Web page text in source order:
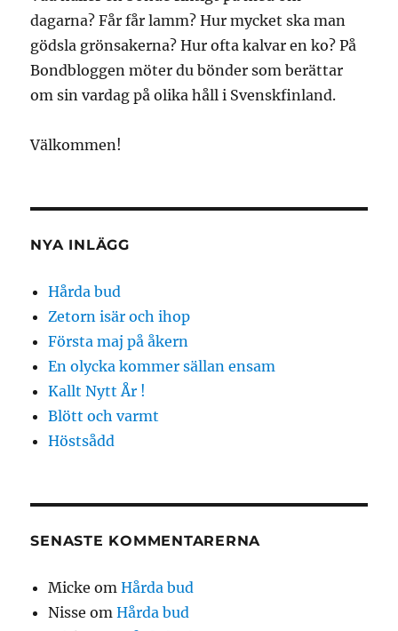
dagarna? Får får lamm? Hur mycket ska man
gödsla grönsakerna? Hur ofta kalvar en ko? På
Bondbloggen möter du bönder som berättar
om sin vardag på olika håll i Svenskfinland.
Välkommen!
NYA INLÄGG
Hårda bud
Zetorn isär och ihop
Första maj på åkern
En olycka kommer sällan ensam
Kallt Nytt År !
Blött och varmt
Höstsådd
SENASTE KOMMENTARERNA
Micke omHårda bud
Nisse omHårda bud